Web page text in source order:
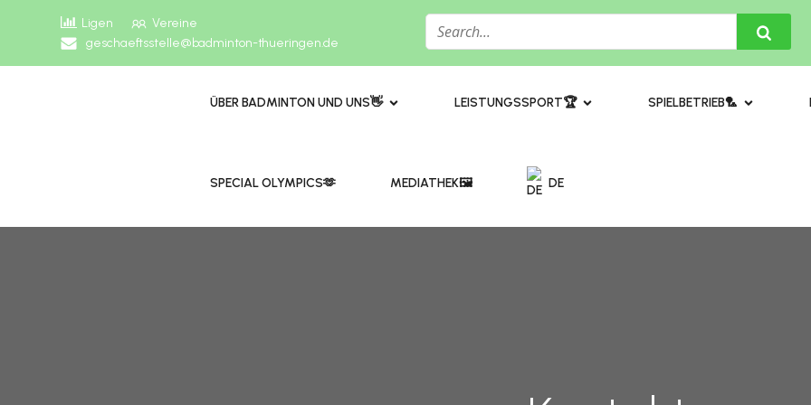
Ligen
Vereine
geschaeftsstelle@badminton-thueringen.de
ÜBER BADMINTON UND UNS👋 ​LEISTUNGSSPORT🏆 SPIELBETRIEB🏸
​​SPECIAL OLYMPICS🫶 MEDIATHEK🖼️​ DE